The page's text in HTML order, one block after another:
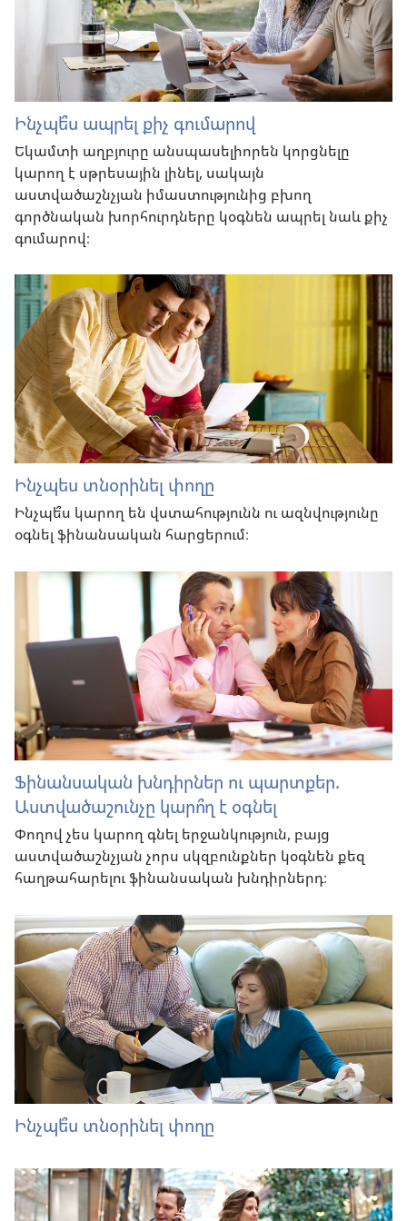
Ինչպե՞ս ապրել քիչ գումարով
Եկամտի աղբյուրը անսպասելիորեն կորցնելը
կարող է սթրեսային լինել, սակայն
աստվածաշնչյան իմաստությունից բխող
գործնական խորհուրդները կօգնեն ապրել նաև քիչ
գումարով։
Ինչպես տնօրինել փողը
Ինչպե՞ս կարող են վստահությունն ու ազնվությունը
օգնել ֆինանսական հարցերում։
Ֆինանսական խնդիրներ ու պարտքեր.
Աստվածաշունչը կարո՞ղ է օգնել
Փողով չես կարող գնել երջանկություն, բայց
աստվածաշնչյան չորս սկզբունքներ կօգնեն քեզ
հաղթահարելու ֆինանսական խնդիրներդ։
Ինչպե՞ս տնօրինել փողը